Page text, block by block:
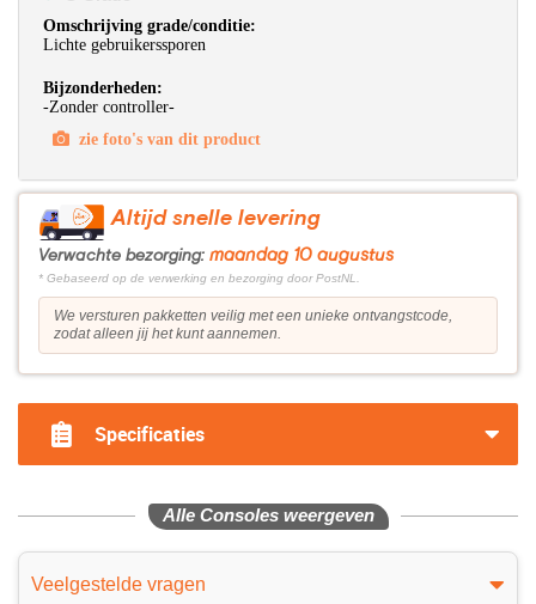
Omschrijving grade/conditie:
Lichte gebruikerssporen
Bijzonderheden:
-Zonder controller-
zie foto's van dit product
Altijd snelle levering
Verwachte bezorging: maandag 10 augustus
* Gebaseerd op de verwerking en bezorging door PostNL.
We versturen pakketten veilig met een unieke ontvangstcode,
zodat alleen jij het kunt aannemen.
Specificaties
Alle Consoles weergeven
Veelgestelde vragen